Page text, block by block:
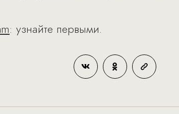
: узнайте первыми.​